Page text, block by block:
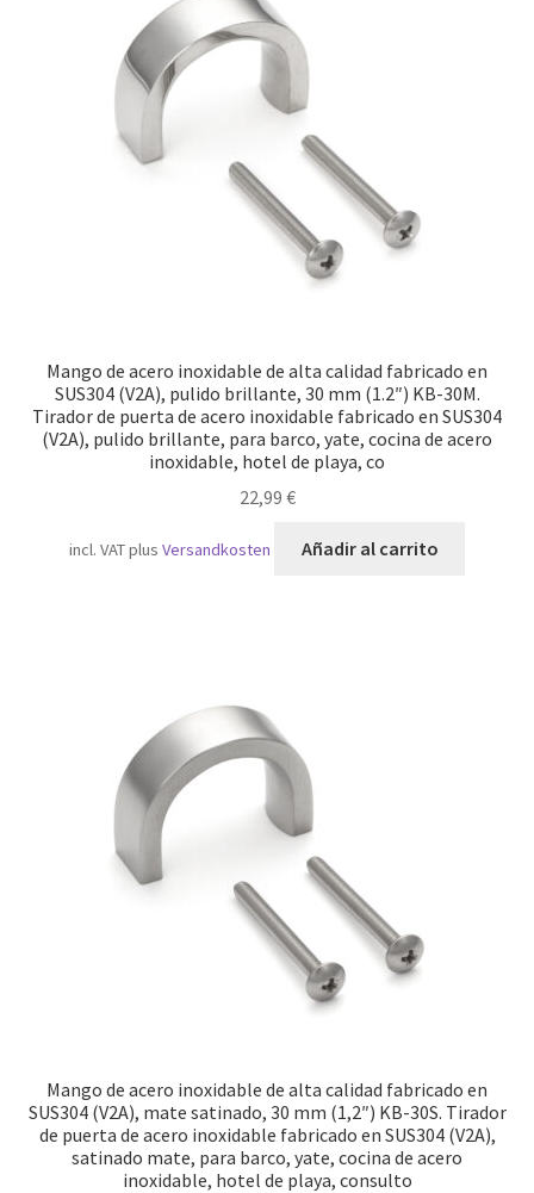
Mango de acero inoxidable de alta calidad fabricado en
SUS304 (V2A), pulido brillante, 30 mm (1.2″) KB-30M.
Tirador de puerta de acero inoxidable fabricado en SUS304
(V2A), pulido brillante, para barco, yate, cocina de acero
inoxidable, hotel de playa, co
22,99 €
incl. VATplus Versandkosten Añadir al carrito
Mango de acero inoxidable de alta calidad fabricado en
SUS304 (V2A), mate satinado, 30 mm (1,2″) KB-30S. Tirador
de puerta de acero inoxidable fabricado en SUS304 (V2A),
satinado mate, para barco, yate, cocina de acero
inoxidable, hotel de playa, consulto